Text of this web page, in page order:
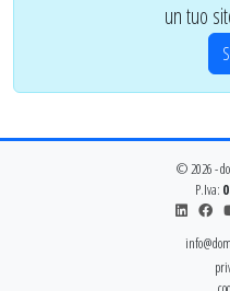
un tuo
© 2026 -
P.Iva: